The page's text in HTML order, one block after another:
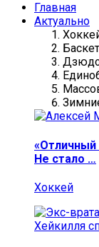
Главная
Актуально
«Отличный
Не стало …
Хоккей